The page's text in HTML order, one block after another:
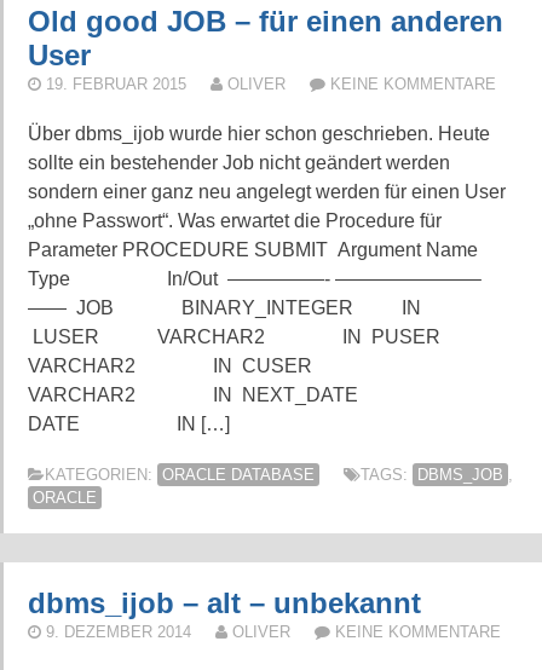
Old good JOB – für einen anderen
User
19. FEBRUAR 2015 OLIVER KEINE KOMMENTARE
Über dbms_ijob wurde hier schon geschrieben. Heute
sollte ein bestehender Job nicht geändert werden
sondern einer ganz neu angelegt werden für einen User
„ohne Passwort“. Was erwartet die Procedure für
Parameter PROCEDURE SUBMIT Argument Name
Type In/Out —————- ———————–
—— JOB BINARY_INTEGER IN
LUSER VARCHAR2 IN PUSER
VARCHAR2 IN CUSER
VARCHAR2 IN NEXT_DATE
DATE IN […]
KATEGORIEN: ORACLE DATABASE TAGS: DBMS_JOB ,
ORACLE
dbms_ijob – alt – unbekannt
9. DEZEMBER 2014 OLIVER KEINE KOMMENTARE